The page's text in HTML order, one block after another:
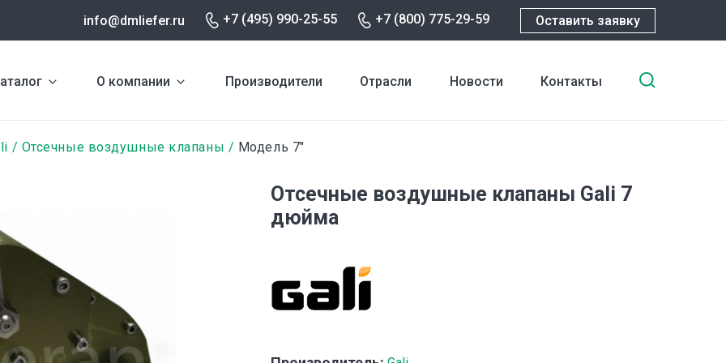
info@dmliefer.ru +7 (495) 990-25-55 +7 (800) 775-29-59 Оставить заявку
О компании Производители Отрасли Новости Контакты
Отсечные воздушные клапаны Модель 7″
Отсечные воздушные клапаны Gali 7
дюйма